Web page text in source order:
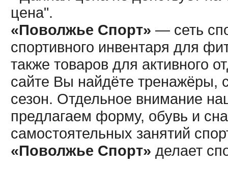
цена".
«Поволжье Спорт» — сеть
спортивного инвентаря для
также товаров для активного
сайте Вы найдёте тренажёры,
сезон. Отдельное внимание
предлагаем форму, обувь и
самостоятельных занятий
«Поволжье Спорт» делает